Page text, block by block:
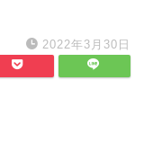
2022年3月30日